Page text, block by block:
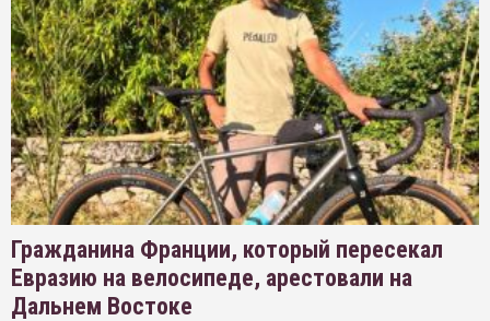
Гражданина Франции, который пересекал
Евразию на велосипеде, арестовали на
Дальнем Востоке